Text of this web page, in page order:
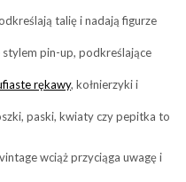
talię i nadają figurze
pin-up, podkreślające
rękawy, kołnierzyki i
paski, kwiaty czy pepitka to
wciąż przyciąga uwagę i